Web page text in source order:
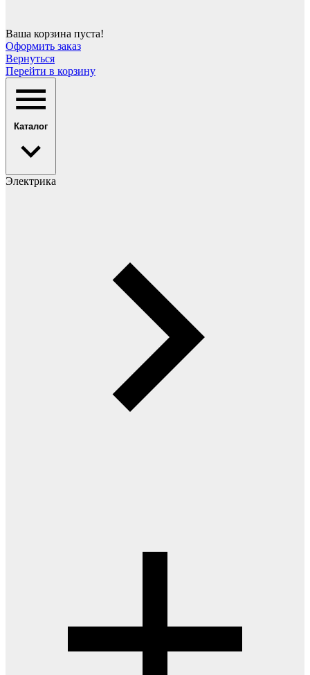
Ваша корзина пуста!
Оформить заказ
Вернуться
Перейти в корзину
Каталог
Электрика